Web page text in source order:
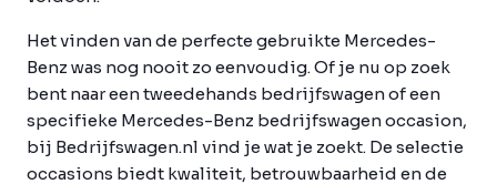
Het vinden van de perfecte gebruikte Mercedes-
Benz was nog nooit zo eenvoudig. Of je nu op zoek
bent naar een tweedehands bedrijfswagen of een
specifieke Mercedes-Benz bedrijfswagen occasion,
bij Bedrijfswagen.nl vind je wat je zoekt. De selectie
occasions biedt kwaliteit, betrouwbaarheid en de